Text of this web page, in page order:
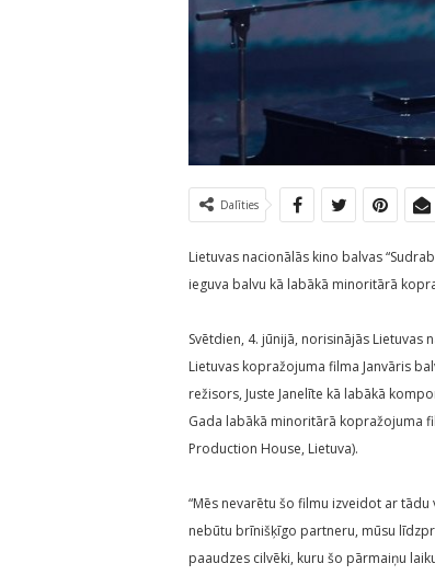
Dalīties
Lietuvas nacionālās kino balvas
ieguva balvu kā labākā minoritārā
Svētdien, 4. jūnijā, norisinājās
Lietuvas kopražojuma filma Janvāris
režisors, Juste Janelīte kā labākā
Gada labākā minoritārā kopražojuma
Production House, Lietuva).
“Mēs nevarētu šo filmu izveidot ar
nebūtu brīnišķīgo partneru, mūsu
paaudzes cilvēki, kuru šo pārmaiņu